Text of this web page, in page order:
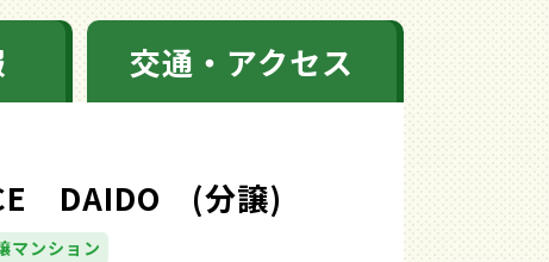
交通・アクセス
DAIDO (分譲)
マンション